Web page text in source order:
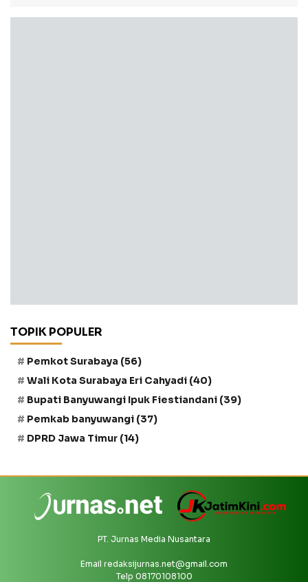
TOPIK POPULER
Pemkot Surabaya (56)
Wali Kota Surabaya Eri Cahyadi (40)
Bupati Banyuwangi Ipuk Fiestiandani (39)
Pemkab banyuwangi (37)
DPRD Jawa Timur (14)
PT. Jurnas Media Nusantara
Email redaksijurnas.net@gmail.com
Telp 08170108100